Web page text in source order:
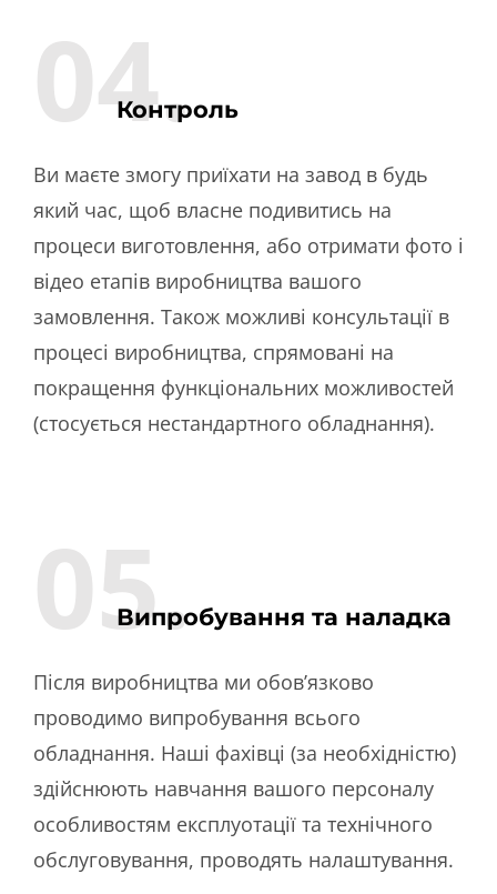
Головна
навантажувачі, бункери
Обладнання для виготовлення
04.
Контроль
Ви маєте змогу приїхати на завод в будь
який час, щоб власне подивитись на
процеси виготовлення, або отримати фото і
відео етапів виробництва вашого
замовлення. Також можливі консультації в
процесі виробництва, спрямовані на
покращення функціональних можливостей
(стосується нестандартного обладнання).
05.Випробування та наладка
Після виробництва ми обов’язково
проводимо випробування всього
обладнання. Наші фахівці (за необхідністю)
здійснюють навчання вашого персоналу
особливостям експлуотації та технічного
обслуговування, проводять налаштування.